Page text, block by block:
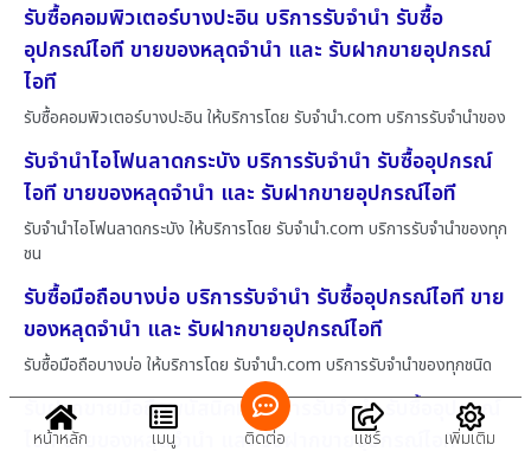
รับซื้อคอมพิวเตอร์บางปะอิน บริการรับจำนำ รับซื้อ
อุปกรณ์ไอที ขายของหลุดจำนำ และ รับฝากขายอุปกรณ์
ไอที
รับซื้อคอมพิวเตอร์บางปะอิน ให้บริการโดย รับจํานํา.com บริการรับจำนำของ
รับจำนำไอโฟนลาดกระบัง บริการรับจำนำ รับซื้ออุปกรณ์
ไอที ขายของหลุดจำนำ และ รับฝากขายอุปกรณ์ไอที
รับจำนำไอโฟนลาดกระบัง ให้บริการโดย รับจํานํา.com บริการรับจำนำของทุก
ชน
รับซื้อมือถือบางบ่อ บริการรับจำนำ รับซื้ออุปกรณ์ไอที ขาย
ของหลุดจำนำ และ รับฝากขายอุปกรณ์ไอที
รับซื้อมือถือบางบ่อ ให้บริการโดย รับจํานํา.com บริการรับจำนำของทุกชนิด
รับฝากขายมือถือพนัสนิคม บริการรับจำนำ รับซื้ออุปกรณ์
ไอที ขายของหลุดจำนำ และ รับฝากขายอุปกรณ์ไอที
หน้าหลัก เมนู ติดต่อ แชร์ เพิ่มเติม